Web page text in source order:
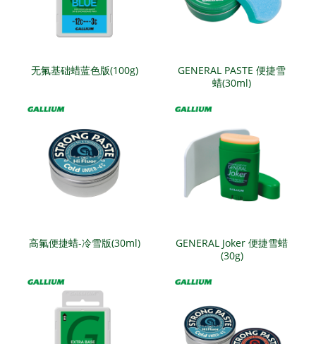
无氟基础蜡蓝色版(100g)
GENERAL PASTE 便捷雪
蜡(30ml)
高氟便捷蜡-冷雪版(30ml)
GENERAL Joker 便捷雪蜡
(30g)